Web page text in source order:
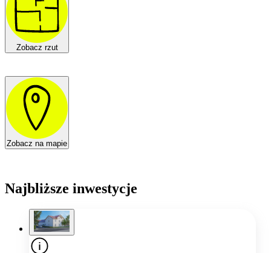
Zobacz rzut
Zobacz na mapie
Najbliższe inwestycje